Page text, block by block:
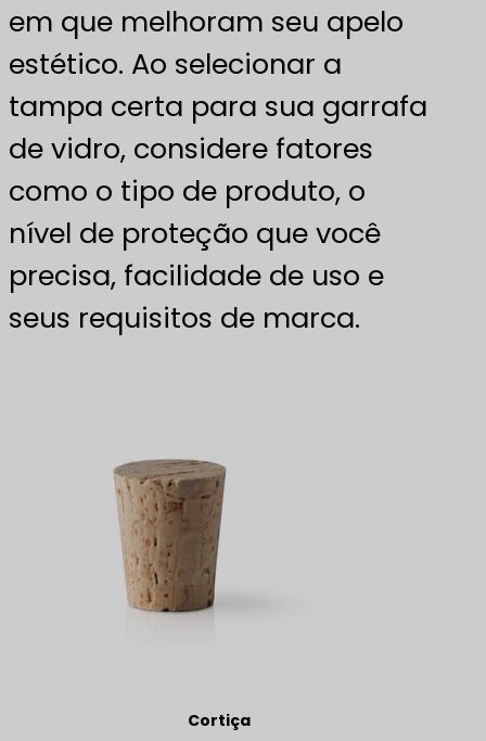
em que melhoram seu apelo
estético. Ao selecionar a
tampa certa para sua garrafa
de vidro, considere fatores
como o tipo de produto, o
nível de proteção que você
precisa, facilidade de uso e
seus requisitos de marca.
Cortiça